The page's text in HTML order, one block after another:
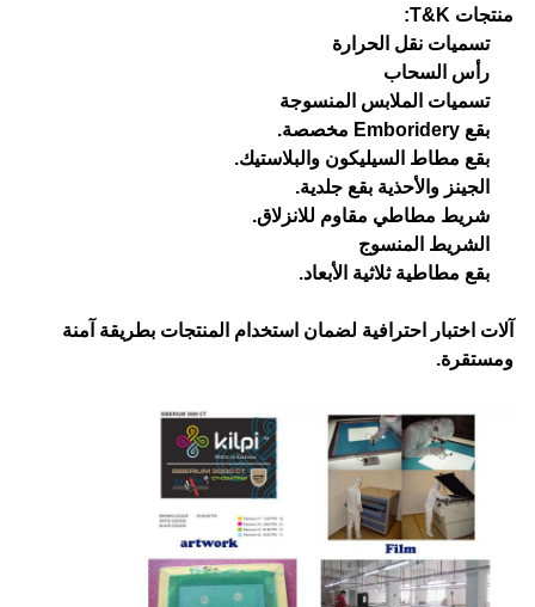
منتجات T&K:
تسميات نقل الحرارة
رأس السحاب
تسميات الملابس المنسوجة
بقع Emboridery مخصصة.
بقع مطاط السيليكون والبلاستيك.
الجينز والأحذية بقع جلدية.
شريط مطاطي مقاوم للانزلاق.
الشريط المنسوج
بقع مطاطية ثلاثية الأبعاد.
آلات اختبار احترافية لضمان استخدام المنتجات بطريقة آمنة
ومستقرة.